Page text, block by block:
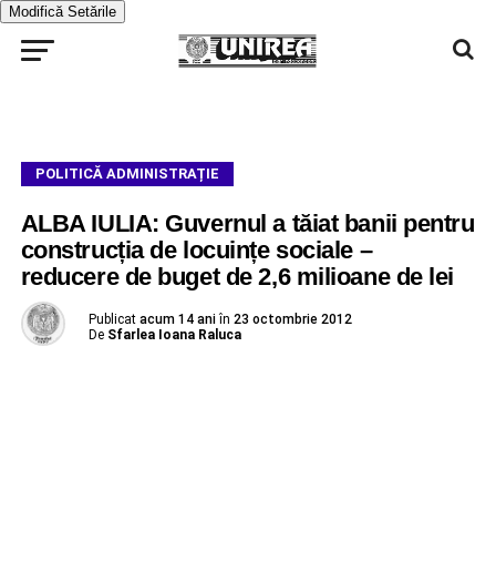
Modifică Setările
POLITICĂ ADMINISTRAȚIE
ALBA IULIA: Guvernul a tăiat banii pentru
construcția de locuințe sociale –
reducere de buget de 2,6 milioane de lei
Publicat acum 14 ani în 23 octombrie 2012
De Sfarlea Ioana Raluca